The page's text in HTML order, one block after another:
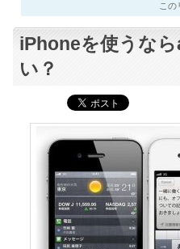
この
iPhoneを使うな
い？